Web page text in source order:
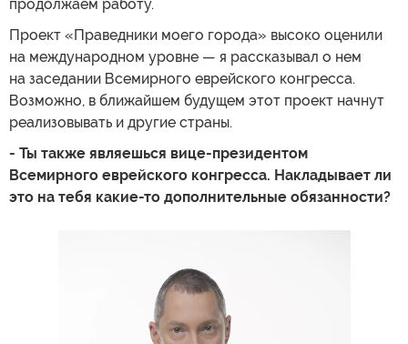
продолжаем работу.
Проект «Праведники моего города» высоко оценили
на международном уровне — я рассказывал о нем
на заседании Всемирного еврейского конгресса.
Возможно, в ближайшем будущем этот проект начнут
реализовывать и другие страны.
- Ты также являешься вице-президентом
Всемирного еврейского конгресса. Накладывает ли
это на тебя какие-то дополнительные обязанности?